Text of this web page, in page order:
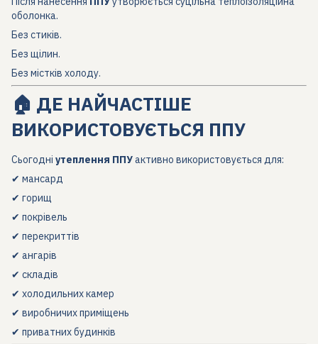
оболонка.
Без стиків.
Без щілин.
Без містків холоду.
🏠 ДЕ НАЙЧАСТІШЕ
ВИКОРИСТОВУЄТЬСЯ ППУ
Сьогодні утеплення ППУактивно використовується для:
✔ мансард
✔ горищ
✔ покрівель
✔ перекриттів
✔ ангарів
✔ складів
✔ холодильних камер
✔ виробничих приміщень
✔ приватних будинків